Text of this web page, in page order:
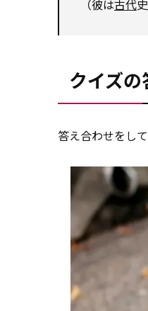
（彼は古代
クイズの
答え合わせをし